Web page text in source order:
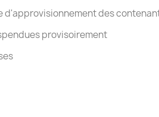
d'approvisionnement des
provisoirement